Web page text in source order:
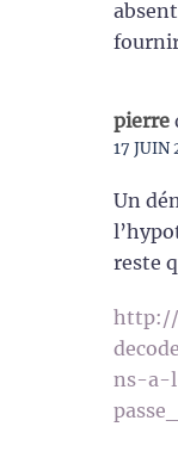
pierre
17 JUIN
Un
reste
http://
ns-a-